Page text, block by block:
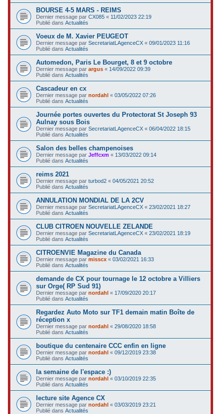
BOURSE 4-5 MARS - REIMS
Dernier message parCX085 « 11/02/2023 22:19
Publié dansActualités
Voeux de M. Xavier PEUGEOT
Dernier message parSecretariatLAgenceCX «09/01/2023 11:16
Publié dansActualités
Automedon, Paris Le Bourget, 8 et 9 octobre
Dernier message parargus « 14/09/2022 09:39
Publié dansActualités
Cascadeur en cx
Dernier message parnordahl «03/05/2022 07:26
Publié dansActualités
Journée portes ouvertes du Protectorat St Joseph 93
Aulnay sous Bois
Dernier message parSecretariatLAgenceCX «06/04/2022 18:15
Publié dansActualités
Salon des belles champenoises
Dernier message parJeffcxm « 13/03/2022 09:14
Publié dansActualités
reims 2021
Dernier message parturbod2 «04/05/2021 20:52
Publié dansActualités
ANNULATION MONDIAL DE LA 2CV
Dernier message parSecretariatLAgenceCX «23/02/2021 18:27
Publié dansActualités
CLUB CITROEN NOUVELLE ZELANDE
Dernier message parSecretariatLAgenceCX «23/02/2021 18:19
Publié dansActualités
CITROENVIE Magazine du Canada
Dernier message parmisscx «03/02/2021 16:33
Publié dansActualités
demande de CX pour tournage le 12 octobre a Villiers
sur Orge( RP Sud 91)
Dernier message parnordahl « 17/09/2020 20:17
Publié dansActualités
Regardez Auto Moto sur TF1 demain matin Boîte de
réception x
Dernier message parnordahl «29/08/2020 18:58
Publié dansActualités
boutique du centenaire CCC enfin en ligne
Dernier message parnordahl «09/12/2019 23:38
Publié dansActualités
la semaine de l'espace :)
Dernier message parnordahl «03/10/2019 22:35
Publié dansActualités
lecture site Agence CX
Dernier message parnordahl «03/03/2019 23:21
Publié dansActualités